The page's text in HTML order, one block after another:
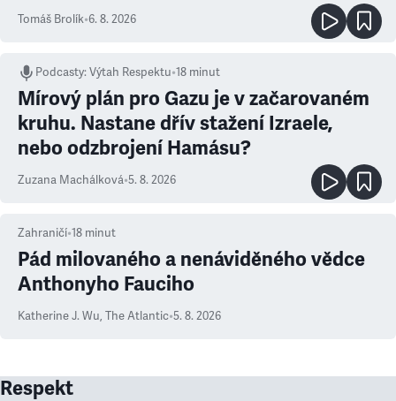
Tomáš Brolík•6. 8. 2026
Podcasty:Výtah Respektu•18 minut
Mírový plán pro Gazu je v začarovaném
kruhu. Nastane dřív stažení Izraele,
nebo odzbrojení Hamásu?
Zuzana Machálková•5. 8. 2026
Zahraničí•18 minut
Pád milovaného a nenáviděného vědce
Anthonyho Fauciho
Katherine J. Wu, The Atlantic•5. 8. 2026
Respekt